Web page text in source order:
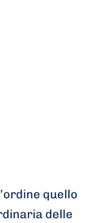
quello
delle